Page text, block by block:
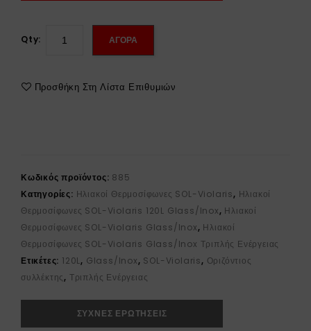
Qty: ΑΓΟΡΑ
Προσθήκη Στη Λίστα Επιθυμιών
Κωδικός προϊόντος: 885
Κατηγορίες: Ηλιακοί Θερμοσίφωνες SOL-Violaris, Ηλιακοί
Θερμοσίφωνες SOL-Violaris 120L Glass/Inox, Ηλιακοί
Θερμοσίφωνες SOL-Violaris Glass/Inox, Ηλιακοί
Θερμοσίφωνες SOL-Violaris Glass/Inox Τριπλής Ενέργειας
Ετικέτες: 120L, Glass/Inox, SOL-Violaris, Οριζόντιος
συλλέκτης, Τριπλής Ενέργειας
ΣΥΧΝΕΣ ΕΡΩΤΗΣΕΙΣ